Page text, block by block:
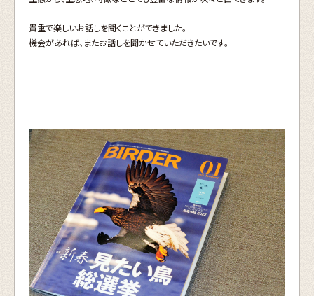
貴重で楽しいお話しを聞くことができました。
機会があれば、またお話しを聞かせていただきたいです。